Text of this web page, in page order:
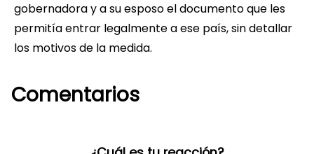
gobernadora y a su esposo el documento que les
permitía entrar legalmente a ese país, sin detallar
los motivos de la medida.
Comentarios